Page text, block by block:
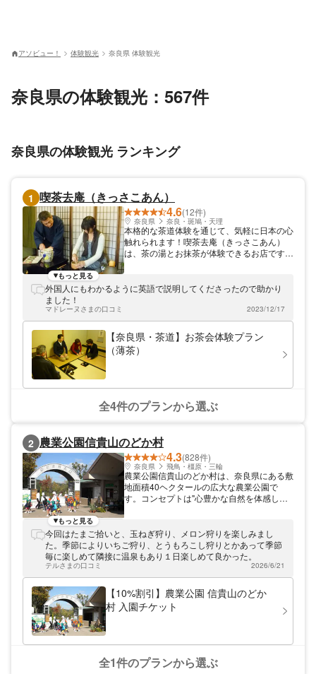
アソビュー！ 体験観光 奈良県 体験観光
奈良県の体験観光：567件
奈良県の体験観光 ランキング
1 喫茶去庵（きっさこあん）
4.6(12件)
奈良県 奈良・斑鳩・天理
本格的な茶道体験を通じて、気軽に日本の心
触れられます！喫茶去庵（きっさこあん）
は、茶の湯とお抹茶が体験できるお店です。
がおすすめ。英語で説明ができますので、外
ております。初めての方にも丁寧に指導いた
しますので、気軽にお茶の世界を味わいにお
越しください。
もっと見る
外国人にもわかるように英語で説明してくださったので助かり
ました！
マドレーヌさまの口コミ 2023/12/17
【奈良県・茶道】お茶会体験プラン
（薄茶）
全4件のプランから選ぶ
2 農業公園信貴山のどか村
4.3(828件)
奈良県 飛鳥・橿原・三輪
農業公園信貴山のどか村は、奈良県にある敷
地面積40ヘクタールの広大な農業公園で
す。コンセプトは"心豊かな自然を体感しま
スレチック・グラススキーなど、様々なコン
テンツが楽しめます。1月～5月はいちご狩
り、9月～11月はさつまいも狩りといった具
合に、味覚狩りが1年中楽しめるところもポ
イントです。また、こんにゃく作りや手打ち
そばといった屋内で楽しめる体験教室も人
気。その他、四季の花が咲く「フラワーパー
ク」、眺望のいい喫茶店、 収穫された野菜
など、農業公園ならではの楽しみが満載で
す。アソビューでは、農業公園信貴山のどか
村の割引クーポンを販売中。3月～11月なら
もっと見る
今回はたまご拾いと、玉ねぎ狩り、メロン狩りを楽しみまし
た。季節によりいちご狩り、とうもろこし狩りとかあって季節
毎に楽しめて隣接に温泉もあり１日楽しめて良かった。
テルさまの口コミ 2026/6/21
【10%割引】農業公園 信貴山のどか
村 入園チケット
全1件のプランから選ぶ